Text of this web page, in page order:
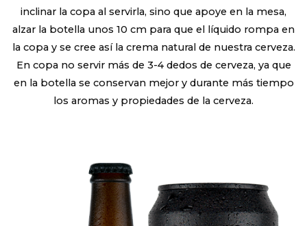
inclinar la copa al servirla, sino que apoye en la mesa,
alzar la botella unos 10 cm para que el líquido rompa en
la copa y se cree así la crema natural de nuestra cerveza.
En copa no servir más de 3-4 dedos de cerveza, ya que
en la botella se conservan mejor y durante más tiempo
los aromas y propiedades de la cerveza.